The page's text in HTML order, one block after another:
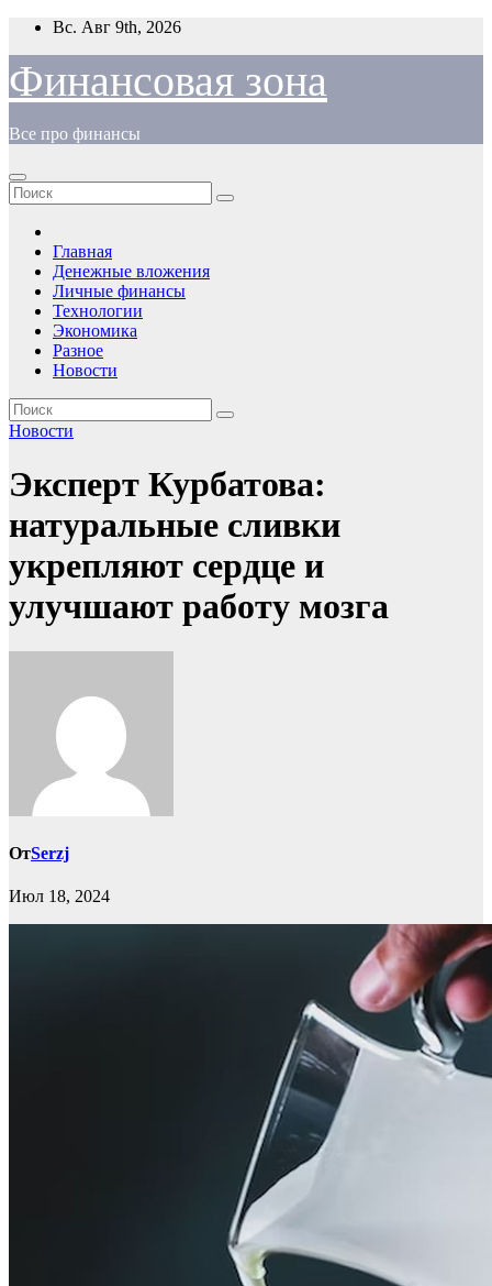
Перейти
содержимому
Вс. Авг 9th, 2026
Финансовая зона
Все про финансы
Главная
Денежные вложения
Личные финансы
Технологии
Экономика
Разное
Новости
Новости
Эксперт Курбатова:
натуральные сливки
укрепляют сердце и
улучшают работу мозга
ОтSerzj
Июл 18, 2024